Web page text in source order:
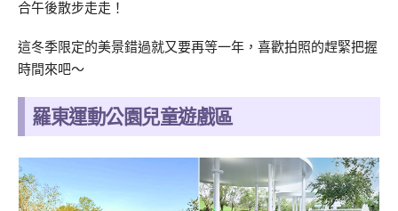
合午後散步走走！
這冬季限定的美景錯過就又要再等一年，喜歡拍照的趕緊把握
時間來吧～
羅東運動公園兒童遊戲區